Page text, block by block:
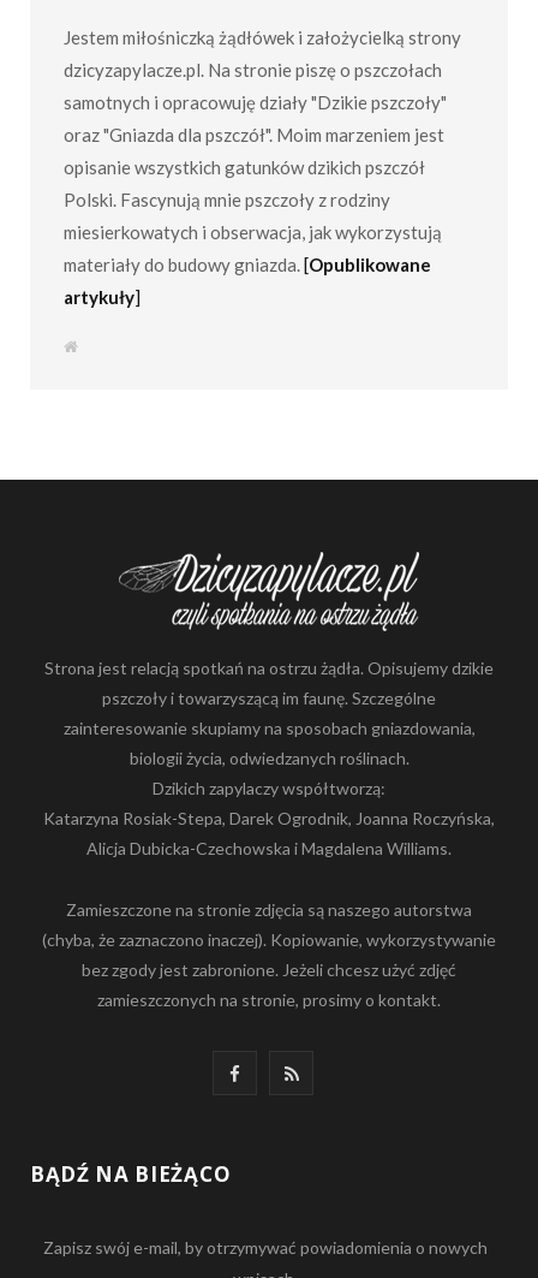
Jestem miłośniczką żądłówek i założycielką strony
dzicyzapylacze.pl. Na stronie piszę o pszczołach
samotnych i opracowuję działy "Dzikie pszczoły"
oraz "Gniazda dla pszczół". Moim marzeniem jest
opisanie wszystkich gatunków dzikich pszczół
Polski. Fascynują mnie pszczoły z rodziny
miesierkowatych i obserwacja, jak wykorzystują
materiały do budowy gniazda. [Opublikowane
artykuły]
S
Strona jest relacją spotkań na ostrzu żądła. Opisujemy dzikie
pszczoły i towarzyszącą im faunę. Szczególne
zainteresowanie skupiamy na sposobach gniazdowania,
biologii życia, odwiedzanych roślinach.
Dzikich zapylaczy współtworzą:
Katarzyna Rosiak-Stepa, Darek Ogrodnik, Joanna Roczyńska,
Alicja Dubicka-Czechowska i Magdalena Williams.
Zamieszczone na stronie zdjęcia są naszego autorstwa
(chyba, że zaznaczono inaczej). Kopiowanie, wykorzystywanie
bez zgody jest zabronione. Jeżeli chcesz użyć zdjęć
zamieszczonych na stronie, prosimy o kontakt.
b
R
BĄDŹ NA BIEŻĄCO
Zapisz swój e-mail, by otrzymywać powiadomienia o nowych